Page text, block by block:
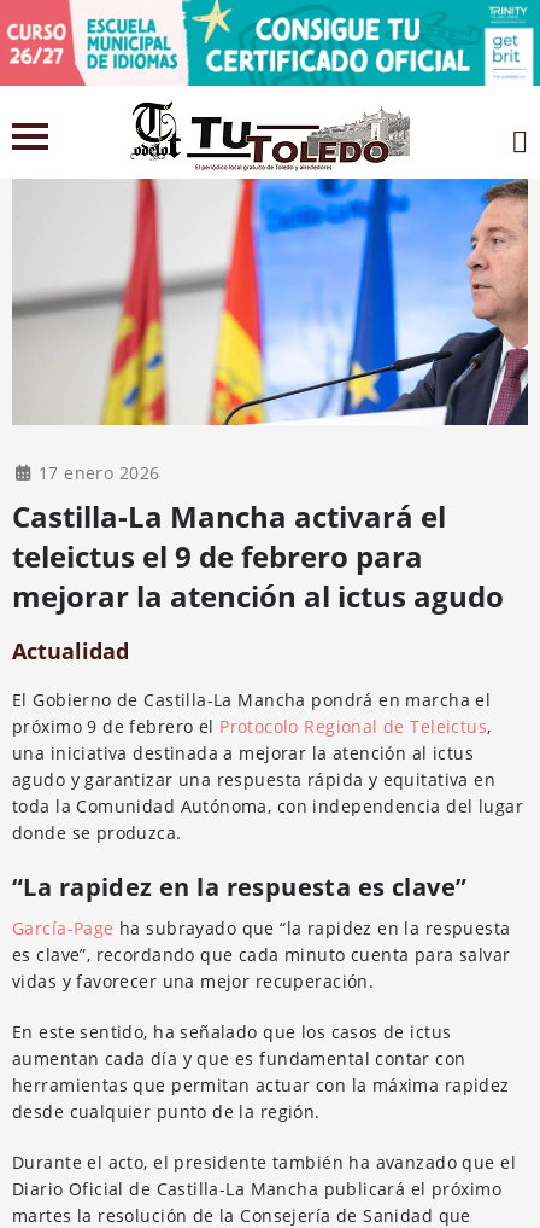
17 enero 2026
Castilla-La Mancha activará el
teleictus el 9 de febrero para
mejorar la atención al ictus agudo
Actualidad
El Gobierno de Castilla-La Mancha pondrá en marcha el
próximo 9 de febrero el Protocolo Regional de Teleictus,
una iniciativa destinada a mejorar la atención al ictus
agudo y garantizar una respuesta rápida y equitativa en
toda la Comunidad Autónoma, con independencia del lugar
donde se produzca.
“La rapidez en la respuesta es clave”
García-Page ha subrayado que “la rapidez en la respuesta
es clave”, recordando que cada minuto cuenta para salvar
vidas y favorecer una mejor recuperación.
En este sentido, ha señalado que los casos de ictus
aumentan cada día y que es fundamental contar con
herramientas que permitan actuar con la máxima rapidez
desde cualquier punto de la región.
Durante el acto, el presidente también ha avanzado que el
Diario Oficial de Castilla-La Mancha publicará el próximo
martes la resolución de la Consejería de Sanidad que